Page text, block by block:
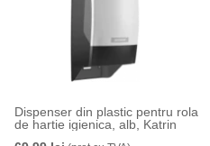
Dispenser din plastic pentru rola
de hartie igienica, alb, Katrin